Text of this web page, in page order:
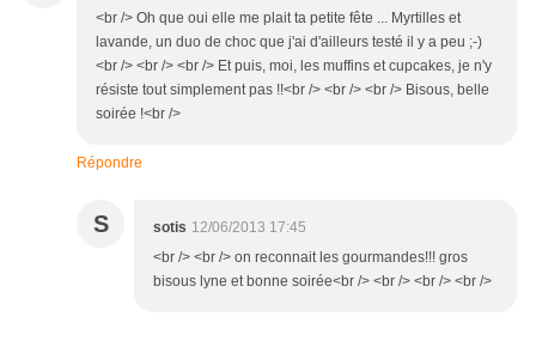
<br /> Oh que oui elle me plait ta petite fête ... Myrtilles et
lavande, un duo de choc que j'ai d'ailleurs testé il y a peu ;-)
<br /> <br /> <br /> Et puis, moi, les muffins et cupcakes, je n'y
résiste tout simplement pas !!<br /> <br /> <br /> Bisous, belle
soirée !<br />
Répondre
S sotis 12/06/2013 17:45
<br /> <br /> on reconnait les gourmandes!!! gros
bisous lyne et bonne soirée<br /> <br /> <br /> <br />